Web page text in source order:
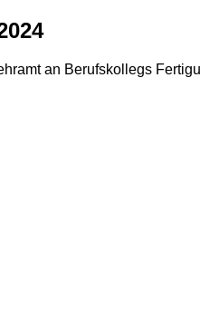
an Berufskollegs